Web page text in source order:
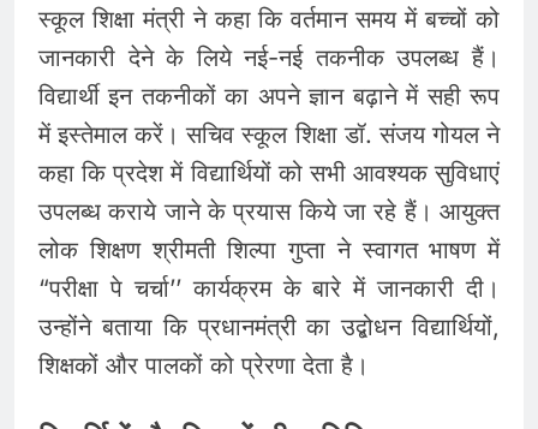
स्कूल शिक्षा मंत्री ने कहा कि वर्तमान समय में बच्चों को
जानकारी देने के लिये नई-नई तकनीक उपलब्ध हैं।
विद्यार्थी इन तकनीकों का अपने ज्ञान बढ़ाने में सही रूप
में इस्तेमाल करें। सचिव स्कूल शिक्षा डॉ. संजय गोयल ने
कहा कि प्रदेश में विद्यार्थियों को सभी आवश्यक सुविधाएं
उपलब्ध कराये जाने के प्रयास किये जा रहे हैं। आयुक्त
लोक शिक्षण श्रीमती शिल्पा गुप्ता ने स्वागत भाषण में
“परीक्षा पे चर्चा’’ कार्यक्रम के बारे में जानकारी दी।
उन्होंने बताया कि प्रधानमंत्री का उद्बोधन विद्यार्थियों,
शिक्षकों और पालकों को प्रेरणा देता है।